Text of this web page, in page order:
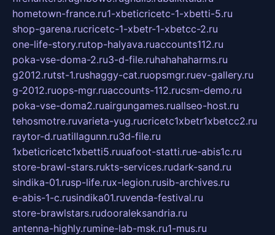
hometown-france.ru1-xbeticricetc-1-xbetti-5.ru
shop-garena.rucricetc-1-xbetr-1-xbetcc-2.ru
one-life-story.rutop-halyava.ruaccounts112.ru
poka-vse-doma-2.ru3-d-file.ruhahahaharms.ru
g2012.rutst-1.rushaggy-cat.ruopsmgr.ruev-gallery.ru
g-2012.ruops-mgr.ruaccounts-112.rucsm-demo.ru
poka-vse-doma2.ruairgungames.ruallseo-host.ru
tehosmotre.ruvarieta-yug.rucricetc1xbetr1xbetcc2.ru
raytor-d.ruatillagunn.ru3d-file.ru
1xbeticricetc1xbetti5.ruuafoot-statti.rue-abis1c.ru
store-brawl-stars.rukts-services.rudark-sand.ru
sindika-01.rusp-life.rux-legion.rusib-archives.ru
e-abis-1-c.rusindika01.ruvenda-festival.ru
store-brawlstars.rudooraleksandria.ru
antenna-highly.rumine-lab-msk.ru1-mus.ru